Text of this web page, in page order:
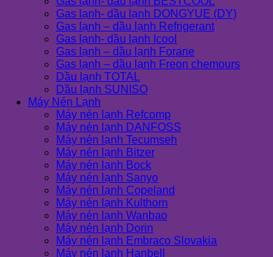
Gas lạnh- dầu lạnh DONGYUE (DY)
Gas lạnh – dầu lạnh Refrigerant
Gas lạnh- dầu lạnh Icool
Gas lạnh – dầu lạnh Forane
Gas lạnh – dầu lạnh Freon chemours
Dầu lạnh TOTAL
Dầu lạnh SUNISO
Máy Nén Lạnh
Máy nén lạnh Refcomp
Máy nén lạnh DANFOSS
Máy nén lạnh Tecumseh
Máy nén lạnh Bitzer
Máy nén lạnh Bock
Máy nén lạnh Sanyo
Máy nén lạnh Copeland
Máy nén lạnh Kulthorn
Máy nén lạnh Wanbao
Máy nén lạnh Dorin
Máy nén lạnh Embraco Slovakia
Máy nén lạnh Hanbell